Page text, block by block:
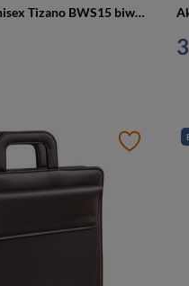
Aktówka skórzana unisex Tizano BWS15 biwuar teczka na dokumenty z rączką A4 czarna